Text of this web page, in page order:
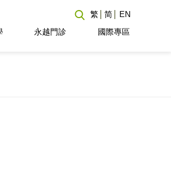
永越門診 國際專區
繁 简 EN